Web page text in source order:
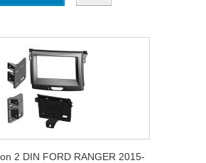
2 DIN FORD RANGER 2015-